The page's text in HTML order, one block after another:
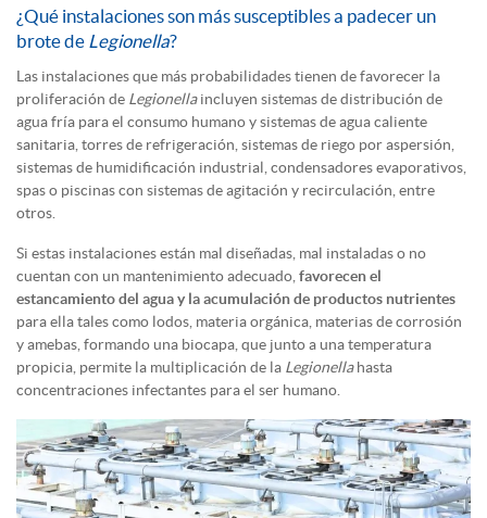
¿Qué instalaciones son más susceptibles a padecer un
brote de Legionella?
Las instalaciones que más probabilidades tienen de favorecer la
proliferación de Legionellaincluyen sistemas de distribución de
agua fría para el consumo humano y sistemas de agua caliente
sanitaria, torres de refrigeración, sistemas de riego por aspersión,
sistemas de humidificación industrial, condensadores evaporativos,
spas o piscinas con sistemas de agitación y recirculación, entre
otros.
Si estas instalaciones están mal diseñadas, mal instaladas o no
cuentan con un mantenimiento adecuado, favorecen el
estancamiento del agua y la acumulación de productos nutrientes
para ella tales como lodos, materia orgánica, materias de corrosión
y amebas, formando una biocapa, que junto a una temperatura
propicia, permite la multiplicación de la Legionellahasta
concentraciones infectantes para el ser humano.